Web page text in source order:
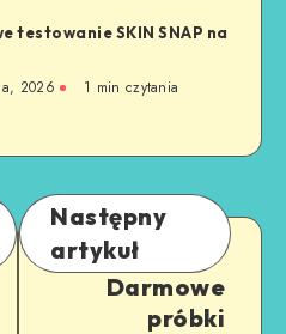
testowanie SKIN SNAP na
2026 1 min czytania
Następny
artykuł
Darmowe
próbki